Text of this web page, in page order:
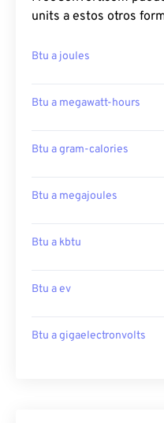
units a estos otros
Btu a joules
Btu a megawatt-hours
Btu a gram-calories
Btu a megajoules
Btu a kbtu
Btu a ev
Btu a gigaelectronvolts